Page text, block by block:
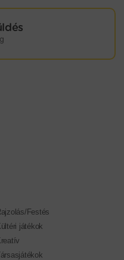
Festés
játékok